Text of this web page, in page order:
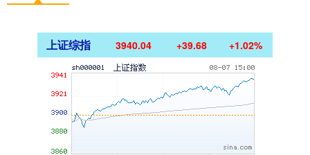
上证综指 3940.04 +39.68 +1.02%